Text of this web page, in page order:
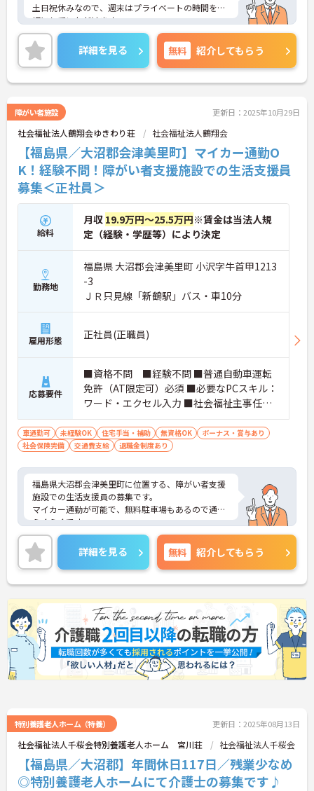
土日祝休みなので、週末はプライベートの時間を大
切にしていただけます。
日勤のみで残業はありませんので、勤務終了後の予
定も立てやすいです。
ご興味のある方には、面接対策ポイントなど、さら
に詳細をお話しいたしますのでお気軽にご相談くだ
さい！
詳細を見る 無料 紹介してもらう
障がい者施設 更新日：2025年10月29日
社会福祉法人鶴翔会ゆきわり荘 社会福祉法人鶴翔会
【福島県／大沼郡会津美里町】マイカー通勤O
K！経験不問！障がい者支援施設での生活支援員
募集＜正社員＞
給料
月収 19.9万円～25.5万円※賃金は当法人規
定（経験・学歴等）により決定
勤務地
福島県 大沼郡会津美里町 小沢字牛首甲1213
-3
ＪＲ只見線「新鶴駅」バス・車10分
雇用形態 正社員(正職員)
応募要件
■資格不問 ■経験不問 ■普通自動車運転
免許（AT限定可）必須 ■必要なPCスキル：
ワード・エクセル入力 ■社会福祉主事任用
資格あれば尚可
車通勤可 未経験OK 住宅手当・補助 無資格OK
ボーナス・賞与あり
社会保険完備
交通費支給 退職金制度あり
福島県大沼郡会津美里町に位置する、障がい者支援
施設での生活支援員の募集です。
マイカー通勤が可能で、無料駐車場もあるので通勤
らくらくです。
また、資格や経験が不問なので、介護の経験がない
けど介護業界に興味のあるかたにもおすすめです。
ご興味のある方は、面接ポイントをお伝えしますの
でお気軽にご連絡ください。
詳細を見る 無料 紹介してもらう
特別養護老人ホーム（特養） 更新日：2025年08月13日
社会福祉法人千桜会特別養護老人ホーム 宮川荘 社会福祉法人千桜会
【福島県／大沼郡】年間休日117日／残業少なめ
◎特別養護老人ホームにて介護士の募集です♪